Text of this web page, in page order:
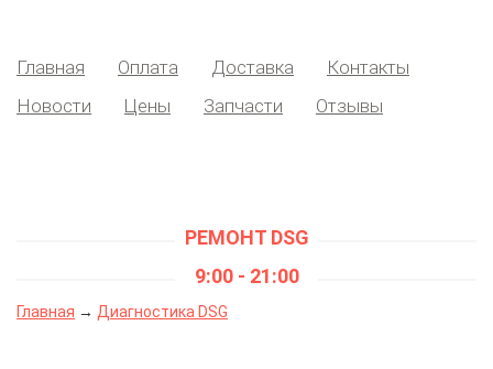
Главная Оплата Доставка
Контакты
Новости
Цены Запчасти Отзывы
РЕМОНТ DSG
9:00 - 21:00
Главная → Диагностика DSG